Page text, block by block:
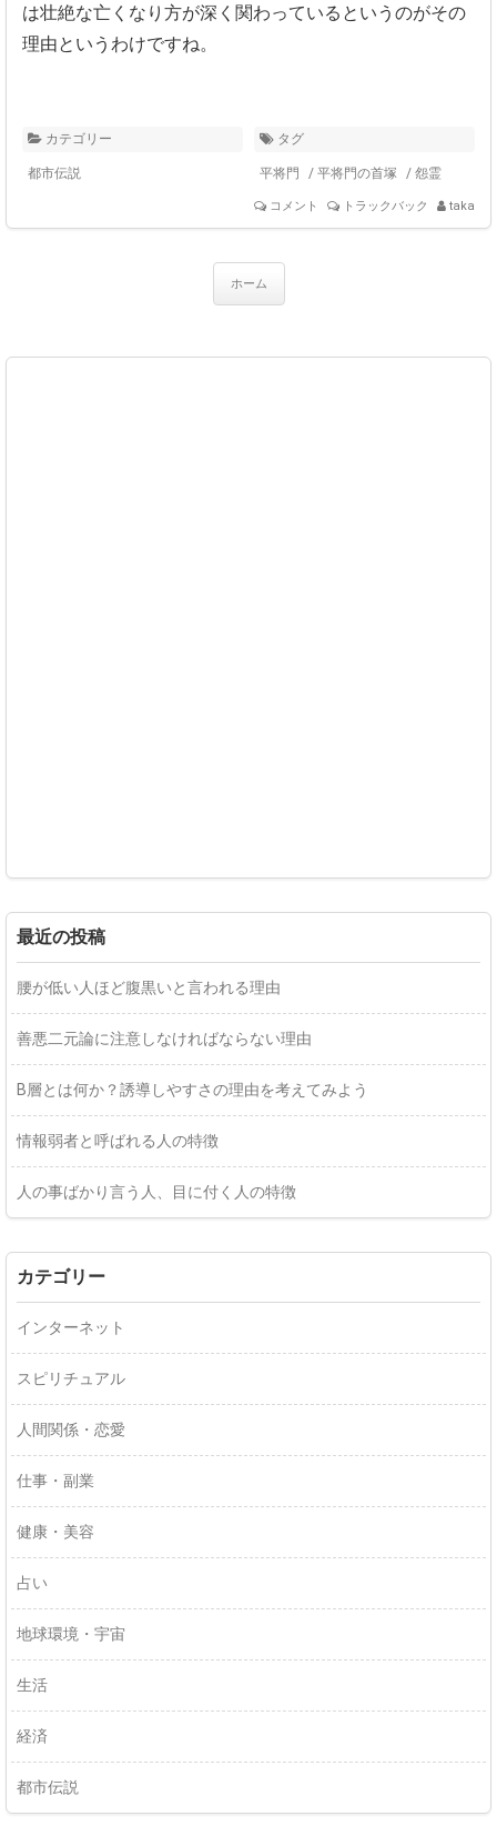
は壮絶な亡くなり方が深く関わっているというのがその
理由というわけですね。
カテゴリー
都市伝説
タグ
平将門 / 平将門の首塚 / 怨霊
コメント トラックバック taka
ホーム
最近の投稿
腰が低い人ほど腹黒いと言われる理由
善悪二元論に注意しなければならない理由
B層とは何か？誘導しやすさの理由を考えてみよう
情報弱者と呼ばれる人の特徴
人の事ばかり言う人、目に付く人の特徴
カテゴリー
インターネット
スピリチュアル
人間関係・恋愛
仕事・副業
健康・美容
占い
地球環境・宇宙
生活
経済
都市伝説